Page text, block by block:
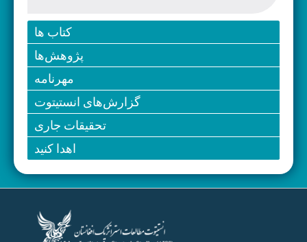
کتاب ها
پژوهش‌ها
مهرنامه
گزارش‌های انستیتوت
تحقیقات جاری
اهدا کنید